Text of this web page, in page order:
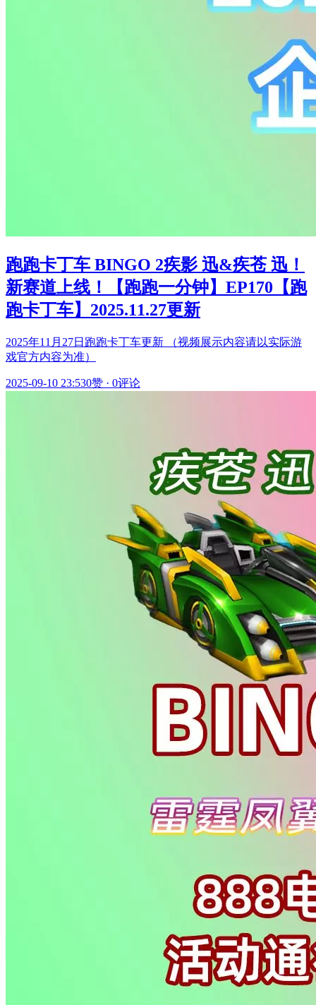
跑跑卡丁车 BINGO 2疾影 迅&疾苍 迅！
新赛道上线！【跑跑一分钟】EP170【跑
跑卡丁车】2025.11.27更新
2025年11月27日跑跑卡丁车更新 （视频展示内容请以实际游
戏官方内容为准）
2025-09-10 23:530赞 · 0评论